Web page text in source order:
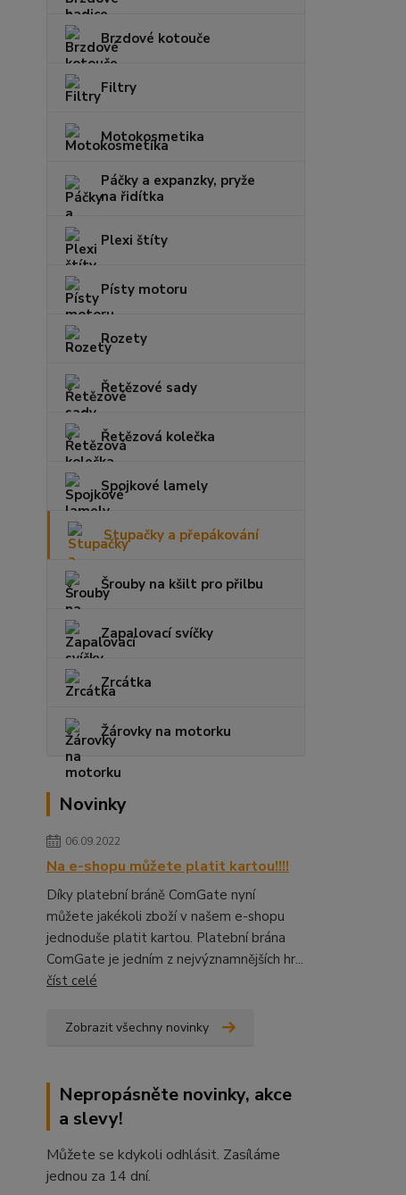
Brzdové kotouče
Filtry
Motokosmetika
Páčky a expanzky, pryže
na řidítka
Plexi štíty
Písty motoru
Rozety
Řetězové sady
Řetězová kolečka
Spojkové lamely
Stupačky a přepákování
Šrouby na kšilt pro přilbu
Zapalovací svíčky
Zrcátka
Žárovky na motorku
Novinky
06.09.2022
Na e-shopu můžete platit kartou!!!!
Díky platební bráně ComGate nyní
můžete jakékoli zboží v našem e-shopu
jednoduše platit kartou. Platební brána
ComGate je jedním z nejvýznamnějších hr...
číst celé
Zobrazit všechny novinky
Nepropásněte novinky, akce
a slevy!
Můžete se kdykoli odhlásit. Zasíláme
jednou za 14 dní.